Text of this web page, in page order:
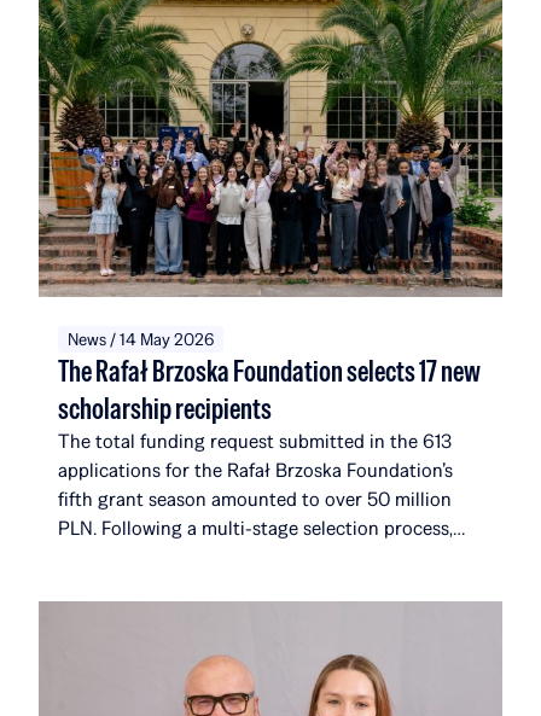
News / 14 May 2026
The Rafał Brzoska Foundation selects 17 new
scholarship recipients
The total funding request submitted in the 613
applications for the Rafał Brzoska Foundation’s
fifth grant season amounted to over 50 million
PLN. Following a multi-stage selection process,
institutions in 14 countries around the world. Over
the course of five editions, the Rafał Brzoska